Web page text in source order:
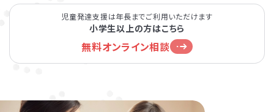
児童発達支援は年長までご利用いただけます
小学生以上の方はこちら
無料オンライン相談